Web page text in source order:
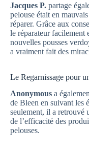
Jacques P. partage
pelouse était en
réparer. Grâce aux
le réparateur facilement
nouvelles pousses
a vraiment fait des
Le Regarnissage pour
Anonymous a
de Bleen en suivant les
seulement, il a retrouvé
de l’efficacité des
pelouses.